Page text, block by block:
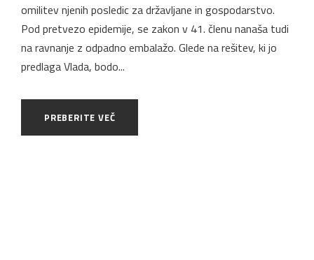
omilitev njenih posledic za državljane in gospodarstvo.
Pod pretvezo epidemije, se zakon v 41. členu nanaša tudi
na ravnanje z odpadno embalažo. Glede na rešitev, ki jo
predlaga Vlada, bodo...
PREBERITE VEČ